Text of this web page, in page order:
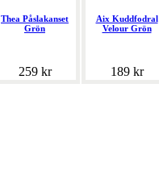
Thea Påslakanset
Grön
259 kr
Aix Kuddfodral
Velour Grön
189 kr